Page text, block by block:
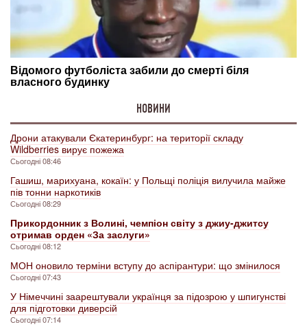
НОВИНИ
Дрони атакували Єкатеринбург: на території складу
Wildberries вирує пожежа
Сьогодні 08:46
Гашиш, марихуана, кокаїн: у Польщі поліція вилучила майже
пів тонни наркотиків
Сьогодні 08:29
Прикордонник з Волині, чемпіон світу з джиу-джитсу
отримав орден «За заслуги»
Сьогодні 08:12
МОН оновило терміни вступу до аспірантури: що змінилося
Сьогодні 07:43
У Німеччині заарештували українця за підозрою у шпигунстві
для підготовки диверсій
Сьогодні 07:14